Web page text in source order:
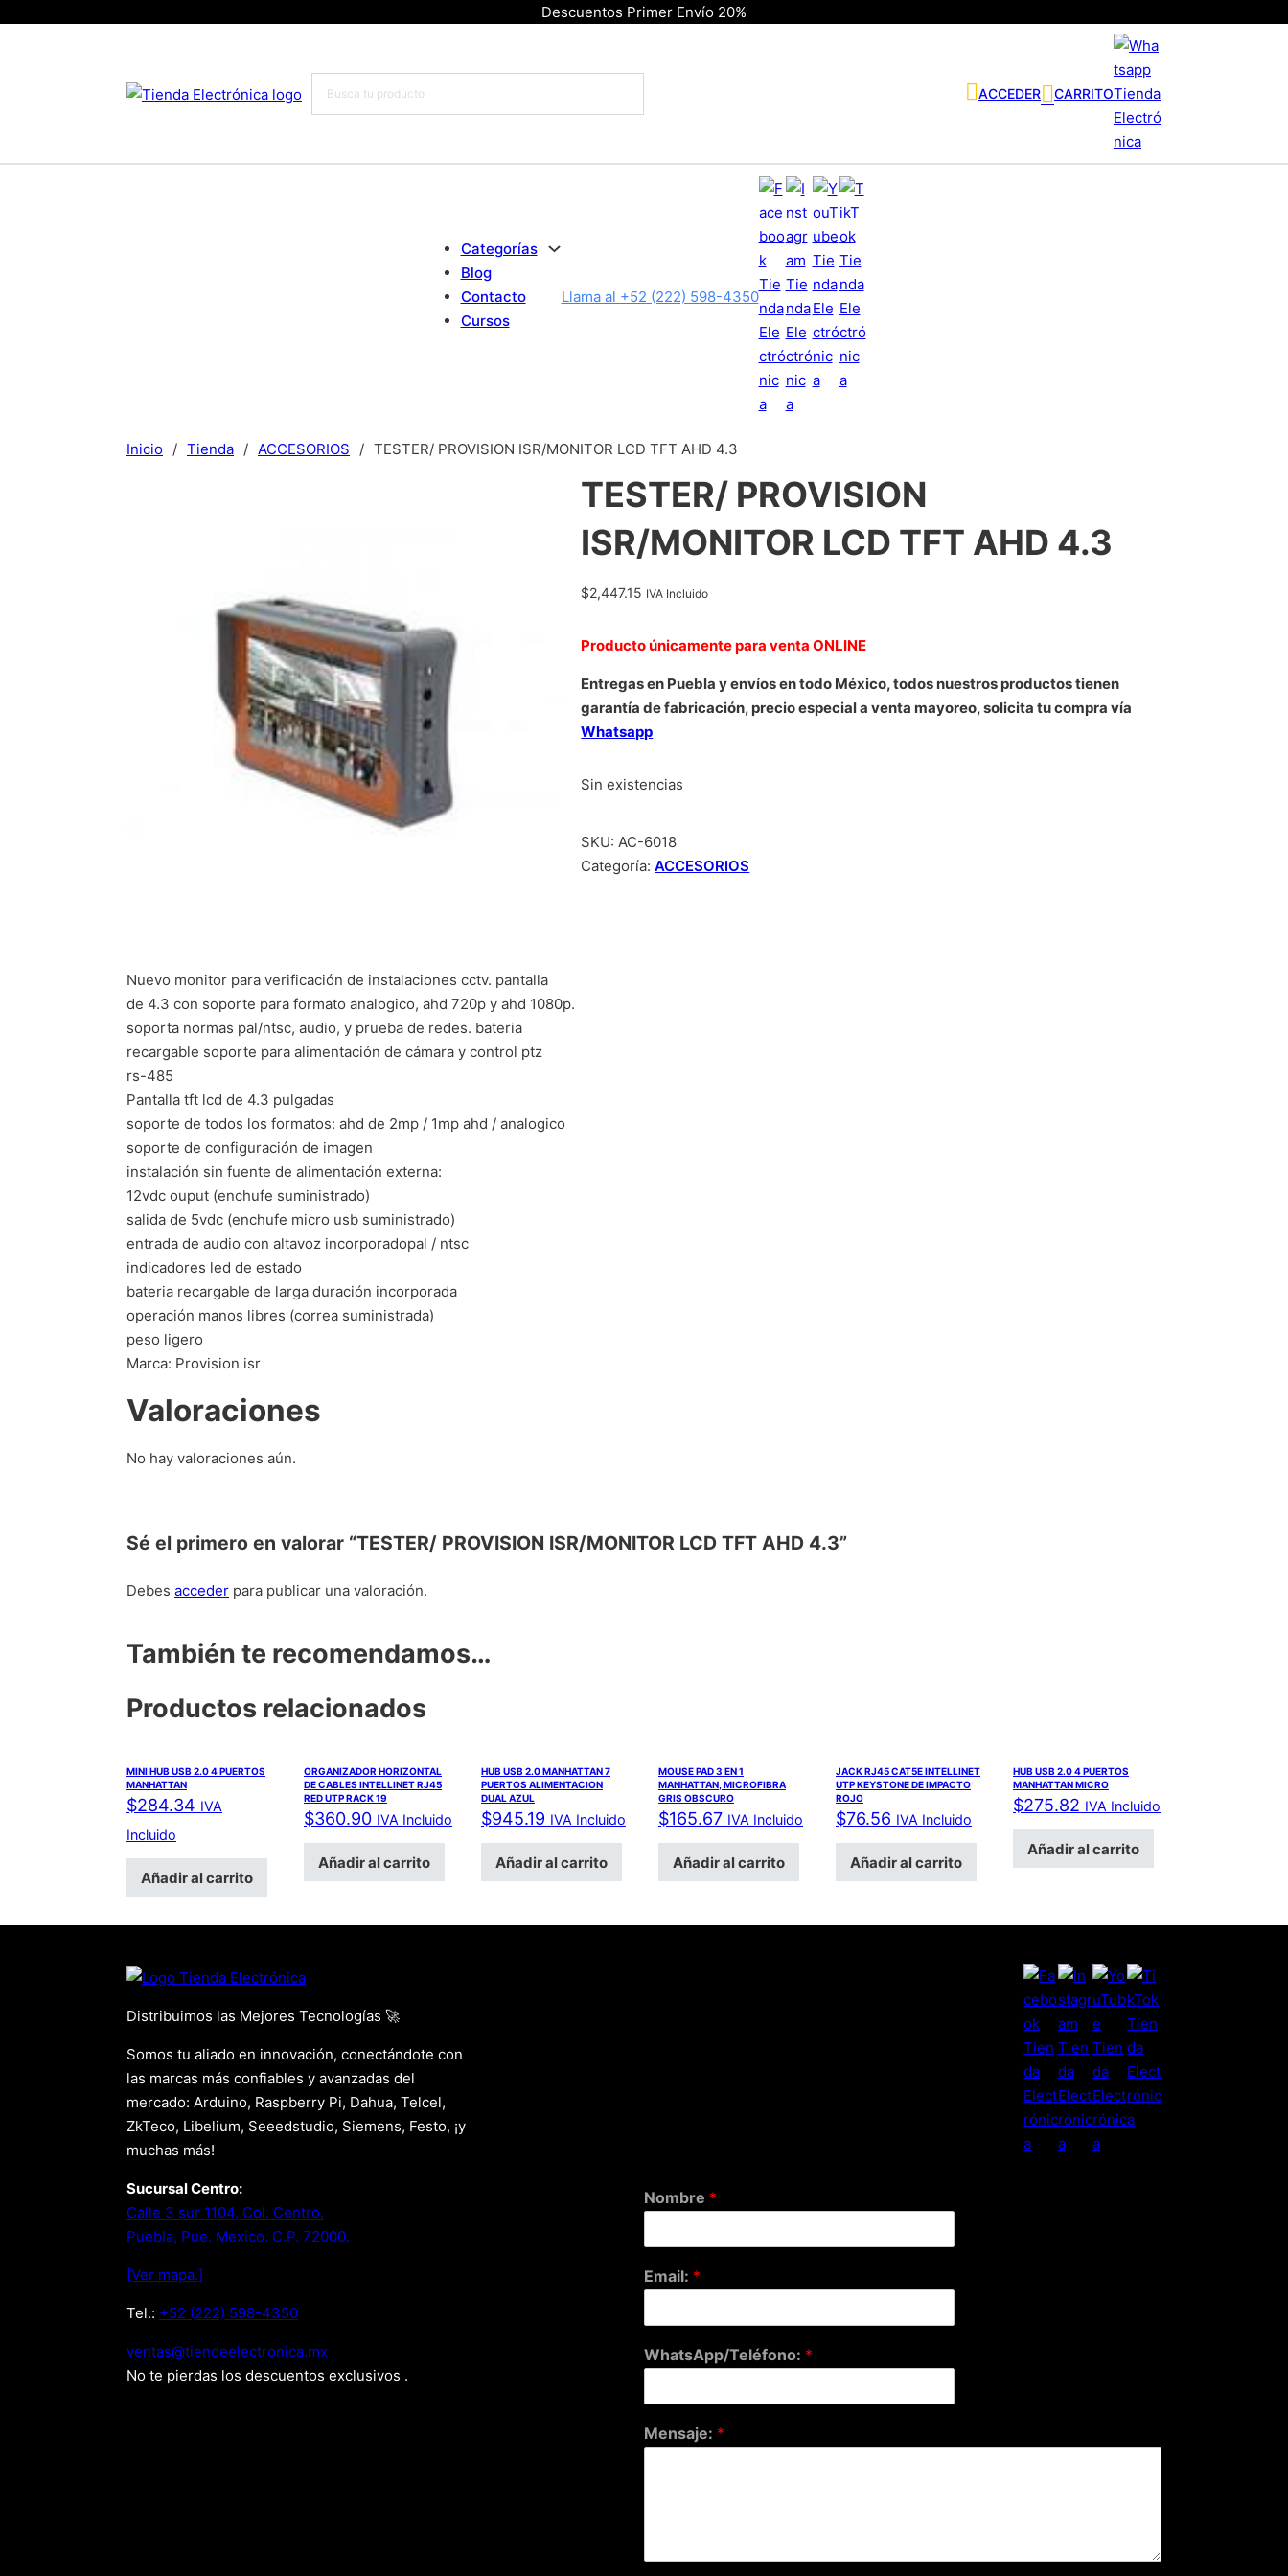
Descuentos Primer Envío 20%
ACCEDER CARRITO
Categorías
Blog
Contacto
Cursos
Llama al +52 (222) 598-4350
Inicio / Tienda / ACCESORIOS / TESTER/ PROVISION ISR/MONITOR LCD TFT AHD 4.3
TESTER/ PROVISION
ISR/MONITOR LCD TFT AHD 4.3
$2,447.15 IVA Incluido
Producto únicamente para venta ONLINE
Entregas en Puebla y envíos en todo México, todos nuestros productos tienen
garantía de fabricación, precio especial a venta mayoreo, solicita tu compra vía
Whatsapp
Sin existencias
SKU:AC-6018
Categoría:ACCESORIOS
Nuevo monitor para verificación de instalaciones cctv. pantalla
de 4.3 con soporte para formato analogico, ahd 720p y ahd 1080p.
soporta normas pal/ntsc, audio, y prueba de redes. bateria
recargable soporte para alimentación de cámara y control ptz
rs-485
Pantalla tft lcd de 4.3 pulgadas
soporte de todos los formatos: ahd de 2mp / 1mp ahd / analogico
soporte de configuración de imagen
instalación sin fuente de alimentación externa:
12vdc ouput (enchufe suministrado)
salida de 5vdc (enchufe micro usb suministrado)
entrada de audio con altavoz incorporadopal / ntsc
indicadores led de estado
bateria recargable de larga duración incorporada
operación manos libres (correa suministrada)
peso ligero
Marca: Provision isr
Valoraciones
No hay valoraciones aún.
Sé el primero en valorar “TESTER/ PROVISION ISR/MONITOR LCD TFT AHD 4.3”
Debes acceder para publicar una valoración.
También te recomendamos…
Productos relacionados
MINI HUB USB 2.0 4 PUERTOS
MANHATTAN
$284.34 IVA
Incluido
Añadir al carrito
ORGANIZADOR HORIZONTAL
DE CABLES INTELLINET RJ45
RED UTP RACK 19
$360.90 IVA Incluido
Añadir al carrito
HUB USB 2.0 MANHATTAN 7
PUERTOS ALIMENTACION
DUAL AZUL
$945.19 IVA Incluido
Añadir al carrito
MOUSE PAD 3 EN 1
MANHATTAN, MICROFIBRA
GRIS OBSCURO
$165.67 IVA Incluido
Añadir al carrito
JACK RJ45 CAT5E INTELLINET
UTP KEYSTONE DE IMPACTO
ROJO
$76.56 IVA Incluido
Añadir al carrito
HUB USB 2.0 4 PUERTOS
MANHATTAN MICRO
$275.82 IVA Incluido
Añadir al carrito
Distribuimos las Mejores Tecnologías 🚀
Somos tu aliado en innovación, conectándote con
las marcas más confiables y avanzadas del
mercado: Arduino, Raspberry Pi, Dahua, Telcel,
ZkTeco, Libelium, Seeedstudio, Siemens, Festo, ¡y
muchas más!
Sucursal Centro:
Calle 3 sur 1104, Col. Centro.
Puebla, Pue. Mexico. C.P. 72000.
[Ver mapa.]
Tel.: +52 (222) 598-4350
xm.acinortceleedneit@satnev
No te pierdas los descuentos exclusivos .
Nombre *
Email: *
WhatsApp/Teléfono: *
Mensaje: *